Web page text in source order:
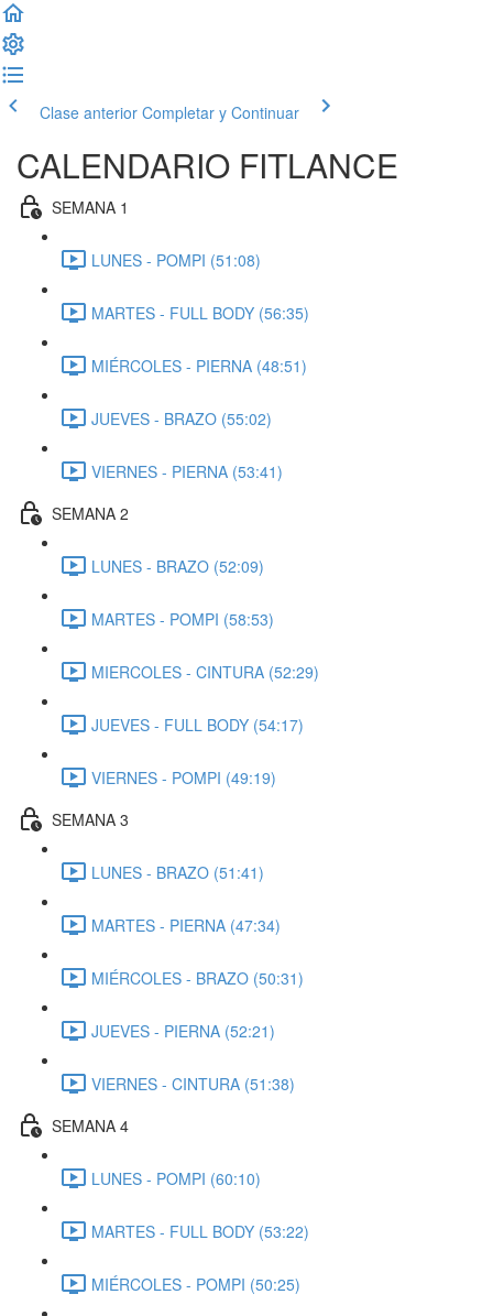
Clase anterior Completar y Continuar
CALENDARIO FITLANCE
SEMANA 1
LUNES - POMPI (51:08)
MARTES - FULL BODY (56:35)
MIÉRCOLES - PIERNA (48:51)
JUEVES - BRAZO (55:02)
VIERNES - PIERNA (53:41)
SEMANA 2
LUNES - BRAZO (52:09)
MARTES - POMPI (58:53)
MIERCOLES - CINTURA (52:29)
JUEVES - FULL BODY (54:17)
VIERNES - POMPI (49:19)
SEMANA 3
LUNES - BRAZO (51:41)
MARTES - PIERNA (47:34)
MIÉRCOLES - BRAZO (50:31)
JUEVES - PIERNA (52:21)
VIERNES - CINTURA (51:38)
SEMANA 4
LUNES - POMPI (60:10)
MARTES - FULL BODY (53:22)
MIÉRCOLES - POMPI (50:25)